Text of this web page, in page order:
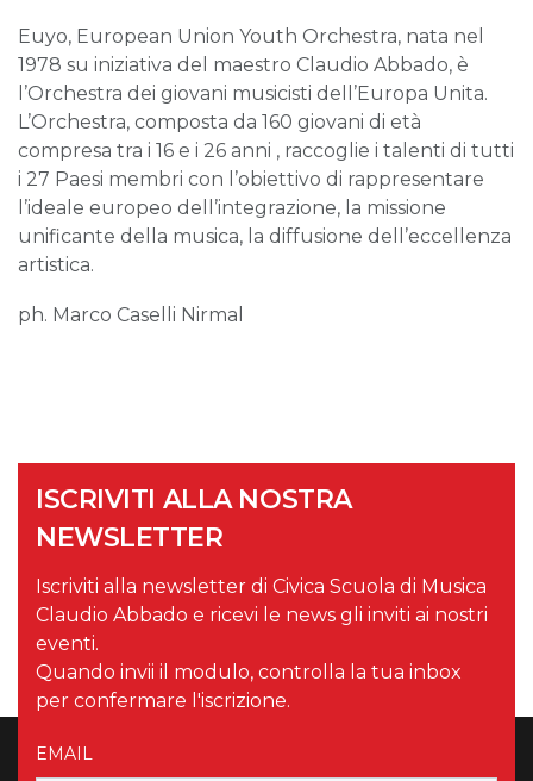
Euyo, European Union Youth Orchestra, nata nel
1978 su iniziativa del maestro Claudio Abbado, è
l’Orchestra dei giovani musicisti dell’Europa Unita.
L’Orchestra, composta da 160 giovani di età
compresa tra i 16 e i 26 anni , raccoglie i talenti di tutti
i 27 Paesi membri con l’obiettivo di rappresentare
l’ideale europeo dell’integrazione, la missione
unificante della musica, la diffusione dell’eccellenza
artistica.
ph. Marco Caselli Nirmal
ISCRIVITI ALLA NOSTRA
NEWSLETTER
Iscriviti alla newsletter di Civica Scuola di Musica
Claudio Abbado e ricevi le news gli inviti ai nostri
eventi.
Quando invii il modulo, controlla la tua inbox
per confermare l'iscrizione.
EMAIL